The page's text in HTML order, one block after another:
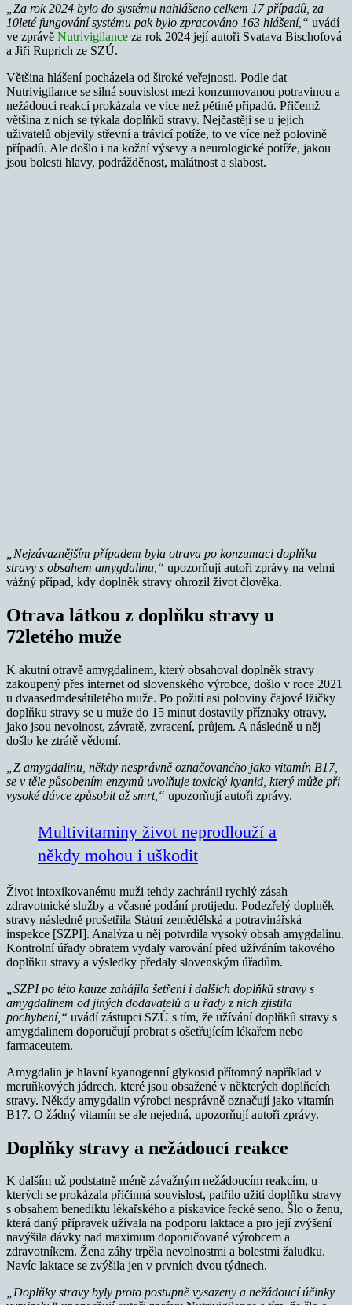
„Za rok 2024 bylo do systému nahlášeno celkem 17 případů, za
10leté fungování systému pak bylo zpracováno 163 hlášení,“ uvádí
ve zprávě Nutrivigilance za rok 2024 její autoři Svatava Bischofová
a Jiří Ruprich ze SZÚ.
Většina hlášení pocházela od široké veřejnosti. Podle dat
Nutrivigilance se silná souvislost mezi konzumovanou potravinou a
nežádoucí reakcí prokázala ve více než pětině případů. Přičemž
většina z nich se týkala doplňků stravy. Nejčastěji se u jejich
uživatelů objevily střevní a trávicí potíže, to ve více než polovině
případů. Ale došlo i na kožní výsevy a neurologické potíže, jakou
jsou bolesti hlavy, podrážděnost, malátnost a slabost.
„Nejzávaznějším případem byla otrava po konzumaci doplňku
stravy s obsahem amygdalinu,“ upozorňují autoři zprávy na velmi
vážný případ, kdy doplněk stravy ohrozil život člověka.
Otrava látkou z doplňku stravy u
72letého muže
K akutní otravě amygdalinem, který obsahoval doplněk stravy
zakoupený přes internet od slovenského výrobce, došlo v roce 2021
u dvaasedmdesátiletého muže. Po požití asi poloviny čajové lžičky
doplňku stravy se u muže do 15 minut dostavily příznaky otravy,
jako jsou nevolnost, závratě, zvracení, průjem. A následně u něj
došlo ke ztrátě vědomí.
„Z amygdalinu, někdy nesprávně označovaného jako vitamín B17,
se v těle působením enzymů uvolňuje toxický kyanid, který může při
vysoké dávce způsobit až smrt,“ upozorňují autoři zprávy.
Multivitaminy život neprodlouží a
někdy mohou i uškodit
Život intoxikovanému muži tehdy zachránil rychlý zásah
zdravotnické služby a včasné podání protijedu. Podezřelý doplněk
stravy následně prošetřila Státní zemědělská a potravinářská
inspekce [SZPI]. Analýza u něj potvrdila vysoký obsah amygdalinu.
Kontrolní úřady obratem vydaly varování před užíváním takového
doplňku stravy a výsledky předaly slovenským úřadům.
„SZPI po této kauze zahájila šetření i dalších doplňků stravy s
amygdalinem od jiných dodavatelů a u řady z nich zjistila
pochybení,“ uvádí zástupci SZÚ s tím, že užívání doplňků stravy s
amygdalinem doporučují probrat s ošetřujícím lékařem nebo
farmaceutem.
Amygdalin je hlavní kyanogenní glykosid přítomný například v
meruňkových jádrech, které jsou obsažené v některých doplňcích
stravy. Někdy amygdalin výrobci nesprávně označují jako vitamín
B17. O žádný vitamín se ale nejedná, upozorňují autoři zprávy.
Doplňky stravy a nežádoucí reakce
K dalším už podstatně méně závažným nežádoucím reakcím, u
kterých se prokázala příčinná souvislost, patřilo užití doplňku stravy
s obsahem benediktu lékařského a pískavice řecké seno. Šlo o ženu,
která daný přípravek užívala na podporu laktace a pro její zvýšení
navýšila dávky nad maximum doporučované výrobcem a
zdravotníkem. Žena záhy trpěla nevolnostmi a bolestmi žaludku.
Navíc laktace se zvýšila jen v prvních dvou týdnech.
„Doplňky stravy byly proto postupně vysazeny a nežádoucí účinky